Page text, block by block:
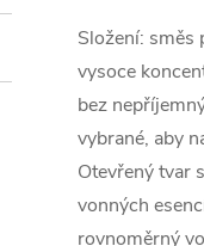
Složení: směs
vysoce
bez
vybrané, aby
Otevřený tvar
vonných
rovnoměrný